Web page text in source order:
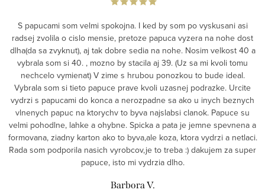
S papucami som velmi spokojna. I ked by som po vyskusani asi
radsej zvolila o cislo mensie, pretoze papuca vyzera na nohe dost
dlha(da sa zvyknut), aj tak dobre sedia na nohe. Nosim velkost 40 a
vybrala som si 40. , mozno by stacila aj 39. (Uz sa mi kvoli tomu
nechcelo vymienat) V zime s hrubou ponozkou to bude ideal.
Vybrala som si tieto papuce prave kvoli uzasnej podrazke. Urcite
vydrzi s papucami do konca a nerozpadne sa ako u inych beznych
vlnenych papuc na ktorychv to byva najslabsi clanok. Papuce su
velmi pohodlne, lahke a ohybne. Spicka a pata je jemne spevnena a
formovana, ziadny karton ako to byva,ale koza, ktora vydrzi a netlaci.
Rada som podporila nasich vyrobcov,je to treba :) dakujem za super
papuce, isto mi vydrzia dlho.
Barbora V.